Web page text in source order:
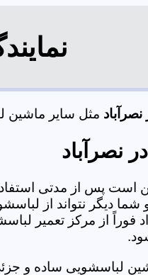
مثل سایر ماشین
نصرآباد
پس از مدتی
شما دیگر نتواند از
از مرکز تعمیر
لباسشویی ساده و